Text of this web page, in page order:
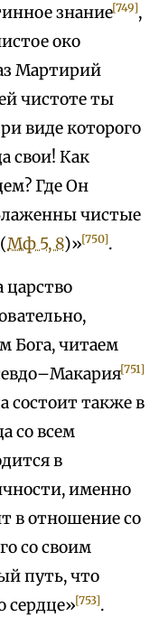
знание[749],
око
Мартирий
чистоте ты
виде которого
свои! Как
Где Он
чистые
Мф 5, 8)»[750].
царство
Бога, читаем
[751]
состоит также в
со всем
в
именно
в отношение со
со своим
путь, что
сердце»[753].